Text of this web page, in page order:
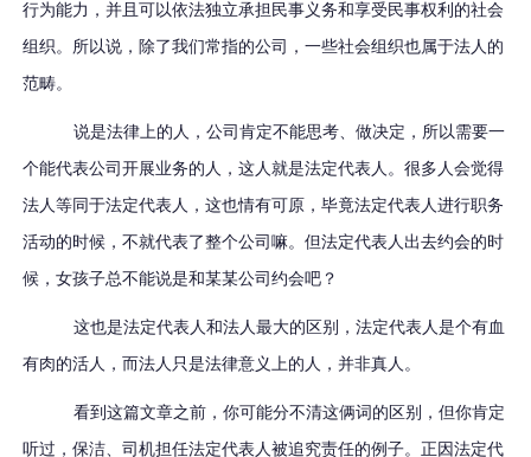
行为能力，并且可以依法独立承担民事义务和享受民事权利的社会
组织。所以说，除了我们常指的公司，一些社会组织也属于法人的
范畴。
说是法律上的人，公司肯定不能思考、做决定，所以需要一
个能代表公司开展业务的人，这人就是法定代表人。很多人会觉得
法人等同于法定代表人，这也情有可原，毕竟法定代表人进行职务
活动的时候，不就代表了整个公司嘛。但法定代表人出去约会的时
候，女孩子总不能说是和某某公司约会吧？
这也是法定代表人和法人最大的区别，法定代表人是个有血
有肉的活人，而法人只是法律意义上的人，并非真人。
看到这篇文章之前，你可能分不清这俩词的区别，但你肯定
听过，保洁、司机担任法定代表人被追究责任的例子。正因法定代